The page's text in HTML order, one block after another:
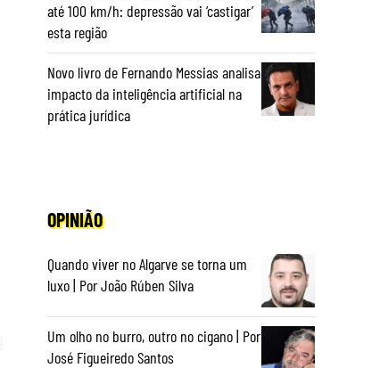
até 100 km/h: depressão vai ‘castigar’
esta região
Novo livro de Fernando Messias analisa
impacto da inteligência artificial na
prática jurídica
OPINIÃO
Quando viver no Algarve se torna um
luxo | Por João Rúben Silva
Um olho no burro, outro no cigano | Por
José Figueiredo Santos